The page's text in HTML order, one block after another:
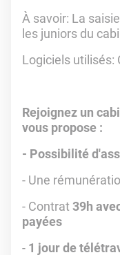
À savoir: La
les juniors du
Logiciels utilisés:
Rejoignez un
vous propose :
- Possibilité
- Une
- Contrat 39h
payées
- 1 jour de